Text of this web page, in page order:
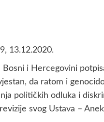
13.12.2020.
i Hercegovini
da ratom i
političkih odluka i
svog Ustava –